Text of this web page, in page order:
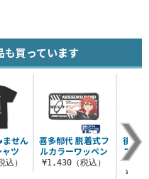
も買っています
ません
ツ
）
喜多郁代 脱着式フ
ルカラーワッペン
¥1,430（税込）
後藤
フル